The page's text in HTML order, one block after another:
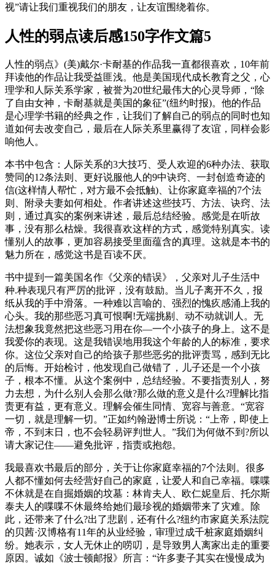
视”请让我们重视我们的朋友，让友谊围绕着你。
人性的弱点读后感150字作文篇5
人性的弱点》(美)戴尔·卡耐基的作品我一直都很喜欢，10年前
拜读他的作品让我受益匪浅。他是美国现代成长教育之父，心
理学和人际关系学家，被誉为20世纪最伟大的心灵导师，“除
了自由女神，卡耐基就是美国的象征”(纽约时报)。他的作品
是心理学书籍的经典之作，让我们了解自己的弱点的同时也知
道如何去改变自己，最后在人际关系里赢得了友谊，同样会影
响他人。
本书中包含：人际关系的3大技巧、受人欢迎的6种办法、获取
赞同的12条法则、更好说服他人的9中诀窍、一封创造奇迹的
信(这样情人帮忙，对方最不会抵触)、让你家庭幸福的7个法
则、附录夫妻如何相处。作者讲述这些技巧、方法、诀窍、法
则，通过真实的案例来讲述，最后总结经验。感觉是在听故
事，没有那么枯燥。我很喜欢这样的方式，感觉特别真实。读
懂别人的故事，更加容易接受里面蕴含的真理。这就是本书的
魅力所在，感觉这书是百读不厌。
书中提到一篇美国名作《父亲的错误》，父亲对儿子生活中
种.种表现只有严厉的批评，没有鼓励。当儿子离开不久，报
纸从我的手中滑落。一种难以言喻的、强烈的愧疚感涌上我的
心头。我的那些恶习真可恨啊!无端挑剔、动不动就训人。无
法想象我竟然把这些恶习用在你—一个小孩子的身上。这不是
我爱你的表现。这是我错误地用我这个年龄的人的标准，要求
你。这位父亲对自己的给孩子那些恶劣的批评责骂，感到无比
的后悔。开始检讨，他发现自己做错了，儿子还是一个小孩
子，根本不懂。从这个案例中，总结经验。不要指责别人，努
力去想，为什么别人会那么做?那么做的意义是什么?理解比指
责更有益，更有意义。理解会催生同情、宽容与善意。“宽容
一切，就是理解一切。”正如约翰逊博士所说：“上帝，即使上
帝，不到末日，也不会轻易评判世人。”我们为何做不到?所以
请大家记住——避免批评，指责或抱怨。
我最喜欢书最后的部分，关于让你家庭幸福的7个法则。很多
人都不懂如何去经营好自己的家庭，让爱人和自己幸福。喋喋
不休就是在自掘婚姻的坟墓：林肯夫人、欧仁妮皇后、托尔斯
泰夫人的喋喋不休最终给她们最珍视的婚姻带来了灾难。除
此，还带来了什么?出了悲剧，还有什么?纽约市家庭关系法院
的贝茜·汉博格有11年的从业经验，审理过成千桩家庭婚姻纠
纷。她表示，女人无休止的唠叨，是导致男人离家出走的重要
原因。诚如《波士顿邮报》所言：“许多妻子其实在慢慢成为